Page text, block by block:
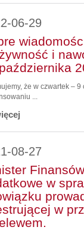
06-29
i
że w czwartek –
...
08-27
w
w